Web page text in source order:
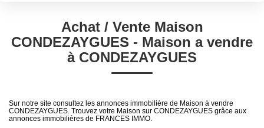
ESTIMATION
CONTACT
Sélectionnez...
Surface min
Achat / Vente Maison
CONDEZAYGUES - Maison a vendre
à CONDEZAYGUES
Sur notre site consultez les annonces immobilière de Maison à vendre
CONDEZAYGUES. Trouvez votre Maison sur CONDEZAYGUES grâce aux
annonces immobilières de FRANCES IMMO.